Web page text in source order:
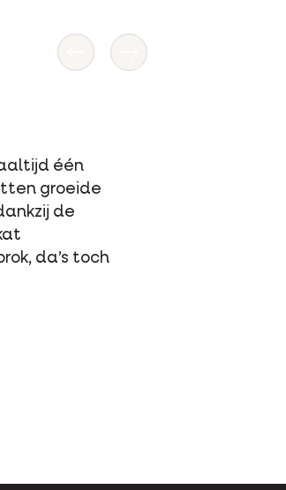
we Opti Life
voeding, pikte
zo uit. Vroeger had
Opti Life eet,
Ze verteert de
Tevreden kat,
Vorige Volgende